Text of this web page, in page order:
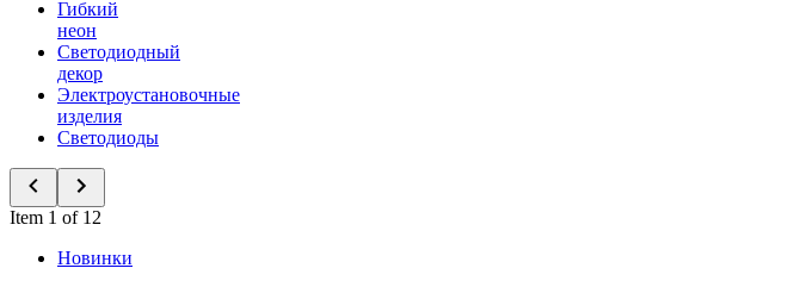
Гибкий
неон
Светодиодный
декор
Электроустановочные
изделия
Светодиоды
Item 1 of 12
Новинки